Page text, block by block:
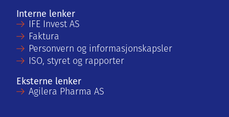
Interne lenker
IFE Invest AS
Faktura
Personvern og informasjonskapsler
ISO, styret og rapporter
Eksterne lenker
Agilera Pharma AS